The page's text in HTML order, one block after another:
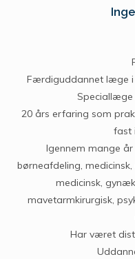
Færdiguddannet læge i
Speciallæge
20 års erfaring som
fast
Igennem mange
børneafdeling,
medicinsk,
mavetarmkirurgisk,
Har været